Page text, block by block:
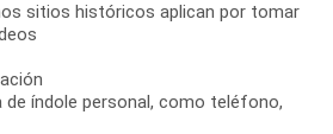
sitios históricos aplican por tomar
de índole personal, como teléfono,